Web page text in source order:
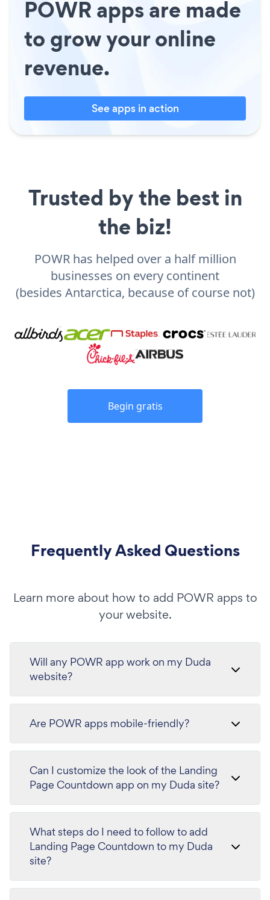
POWR apps are made
to grow your online
revenue.
See apps in action
Trusted by the best in
the biz!
POWR has helped over a half million
businesses on every continent
(besides Antarctica, because of course not)
Begin gratis
Frequently Asked Questions
Learn more about how to add POWR apps to
your website.
Will any POWR app work on my Duda
website?
Are POWR apps mobile-friendly?
Can I customize the look of the Landing
Page Countdown app on my Duda site?
What steps do I need to follow to add
Landing Page Countdown to my Duda
site?